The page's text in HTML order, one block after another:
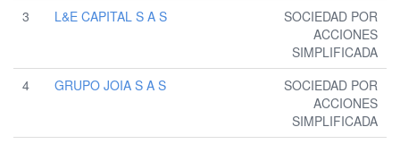
3
L&E CAPITAL S A S
SOCIEDAD POR
ACCIONES
SIMPLIFICADA
4
GRUPO JOIA S A S
SOCIEDAD POR
ACCIONES
SIMPLIFICADA